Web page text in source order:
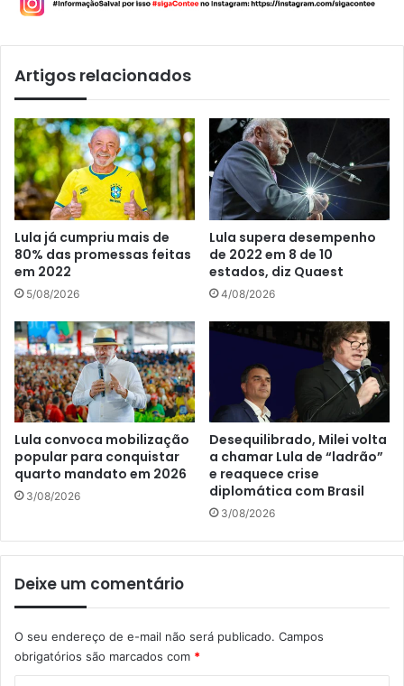
Artigos relacionados
Lula já cumpriu mais de
80% das promessas feitas
em 2022
5/08/2026
Lula supera desempenho
de 2022 em 8 de 10
estados, diz Quaest
4/08/2026
Lula convoca mobilização
popular para conquistar
quarto mandato em 2026
3/08/2026
Desequilibrado, Milei volta
a chamar Lula de “ladrão”
e reaquece crise
diplomática com Brasil
3/08/2026
Deixe um comentário
O seu endereço de e-mail não será publicado. Campos
obrigatórios são marcados com *